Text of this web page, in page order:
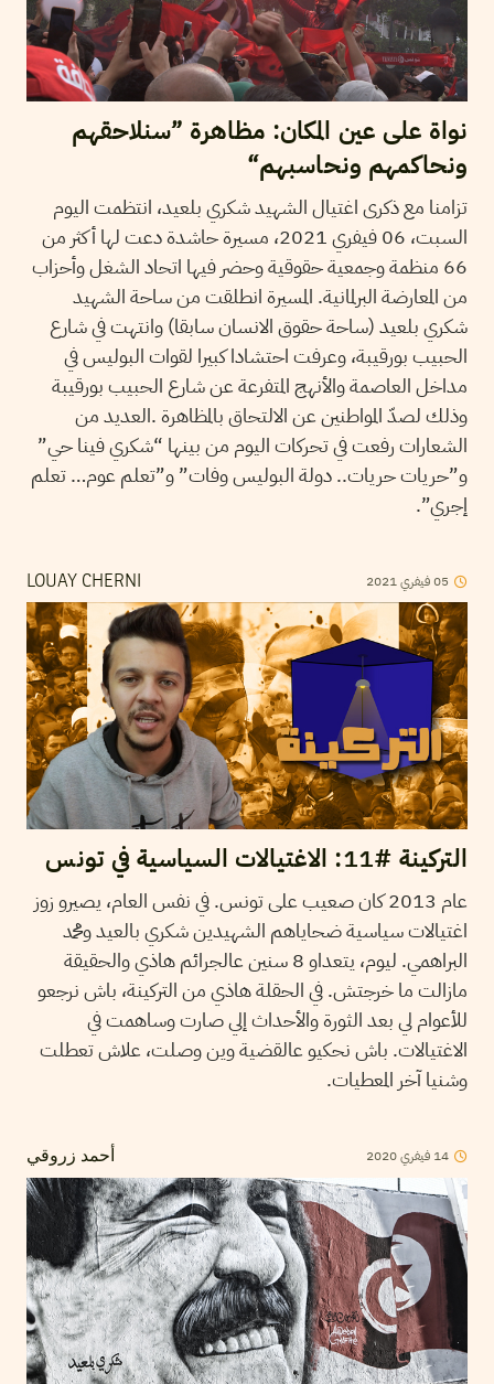
نواة على عين المكان: مظاهرة ”سنلاحقهم
ونحاكمهم ونحاسبهم“
تزامنا مع ذكرى اغتيال الشهيد شكري بلعيد، انتظمت اليوم
السبت، 06 فيفري 2021، مسيرة حاشدة دعت لها أكثر من
66 منظمة وجمعية حقوقية وحضر فيها اتحاد الشغل وأحزاب
من المعارضة البرلمانية. المسيرة انطلقت من ساحة الشهيد
شكري بلعيد (ساحة حقوق الانسان سابقا) وانتهت في شارع
الحبيب بورقيبة، وعرفت احتشادا كبيرا لقوات البوليس في
مداخل العاصمة والأنهج المتفرعة عن شارع الحبيب بورقيبة
وذلك لصدّ المواطنين عن الالتحاق بالمظاهرة .العديد من
الشعارات رفعت في تحركات اليوم من بينها “شكري فينا حي”
و”حريات حريات.. دولة البوليس وفات” و”تعلم عوم… تعلم
إجري”.
LOUAY CHERNI 05فيفري2021
التركينة #11: الاغتيالات السياسية في تونس
عام 2013 كان صعيب على تونس. في نفس العام، يصيرو زوز
اغتيالات سياسية ضحاياهم الشهيدين شكري بالعيد ومحمد
البراهمي. ليوم، يتعداو 8 سنين عالجرائم هاذي والحقيقة
مازالت ما خرجتش. في الحقلة هاذي من التركينة، باش نرجعو
للأعوام لي بعد الثورة والأحداث إلي صارت وساهمت في
الاغتيالات. باش نحكيو عالقضية وين وصلت، علاش تعطلت
وشنيا آخر المعطيات.
أحمد زروقي 14 فيفري2020